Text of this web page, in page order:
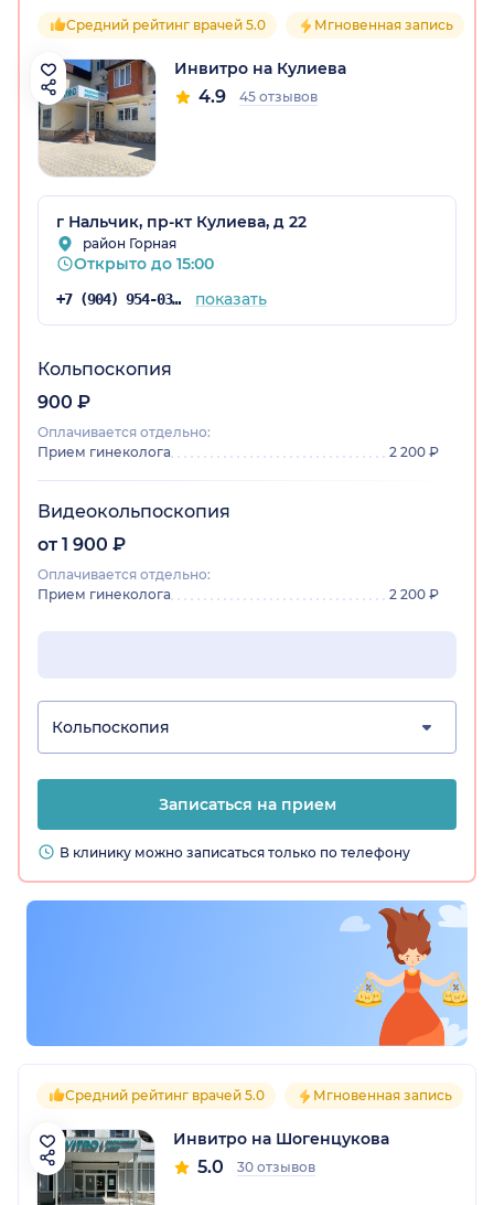
Средний рейтинг врачей 5.0 Мгновенная запись
Инвитро на Кулиева
4.9 45 отзывов
г Нальчик, пр-кт Кулиева, д 22
район Горная
Открыто до 15:00
+7 (904) 954-03-83 показать
Кольпоскопия
900 ₽
Оплачивается отдельно:
Прием гинеколога
2 200 ₽
Видеокольпоскопия
от 1 900 ₽
Оплачивается отдельно:
Прием гинеколога
2 200 ₽
Кольпоскопия
Записаться на прием
В клинику можно записаться только по телефону
Средний рейтинг врачей 5.0 Мгновенная запись
Инвитро на Шогенцукова
5.0 30 отзывов